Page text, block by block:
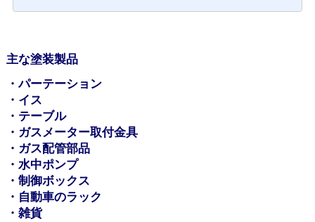
主な塗装製品
・パーテーション
・イス
・テーブル
・ガスメーター取付金具
・ガス配管部品
・水中ポンプ
・制御ボックス
・自動車のラック
・雑貨